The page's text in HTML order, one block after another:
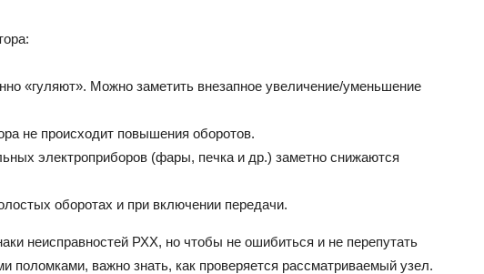
«гуляют». Можно заметить внезапное увеличение/уменьшение
не происходит повышения оборотов.
электроприборов (фары, печка и др.) заметно снижаются
оборотах и при включении передачи.
неисправностей РХХ, но чтобы не ошибиться и не перепутать
поломками, важно знать, как проверяется рассматриваемый узел.